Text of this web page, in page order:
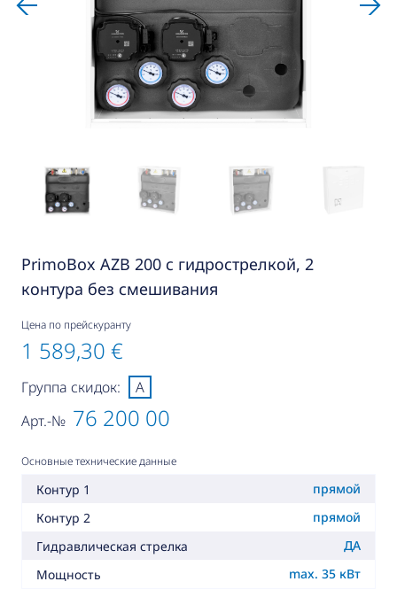
PrimoBox AZB 200 с гидрострелкой, 2
контура без смешивания
Цена по прейскуранту
1 589,30 €
Арт.-№ 76 200 00
Группа скидок: A
Основные технические данные
Контур 1
прямой
Контур 2
прямой
Гидравлическая стрелка
ДА
Мощность
max. 35 кВт